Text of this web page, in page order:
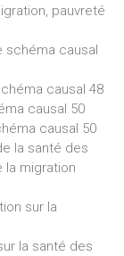
pauvreté
schéma causal
causal 48
causal 50
causal 50
la santé des
la migration
sur la
la santé des